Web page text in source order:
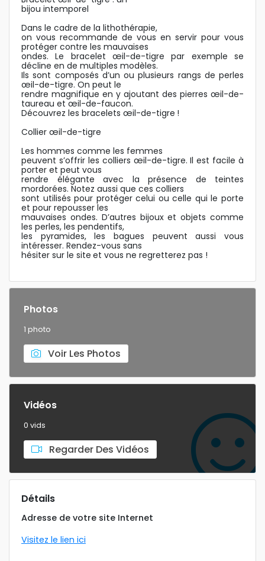
bijou intemporel
Dans le cadre de la lithothérapie,
on vous recommande de vous en servir pour vous
protéger contre les mauvaises
ondes. Le bracelet œil-de-tigre par exemple se
décline en de multiples modèles.
Ils sont composés d’un ou plusieurs rangs de perles
œil-de-tigre. On peut le
rendre magnifique en y ajoutant des pierres œil-de-
taureau et œil-de-faucon.
Découvrez les bracelets œil-de-tigre !
Collier œil-de-tigre
Les hommes comme les femmes
peuvent s’offrir les colliers œil-de-tigre. Il est facile à
porter et peut vous
rendre élégante avec la présence de teintes
mordorées. Notez aussi que ces colliers
sont utilisés pour protéger celui ou celle qui le porte
et pour repousser les
mauvaises ondes. D’autres bijoux et objets comme
les perles, les pendentifs,
les pyramides, les bagues peuvent aussi vous
intéresser. Rendez-vous sans
hésiter sur le site et vous ne regretterez pas !
Photos
1 photo
Voir Les Photos
Vidéos
0 vids
Regarder Des Vidéos
Détails
Adresse de votre site Internet
Visitez le lien ici